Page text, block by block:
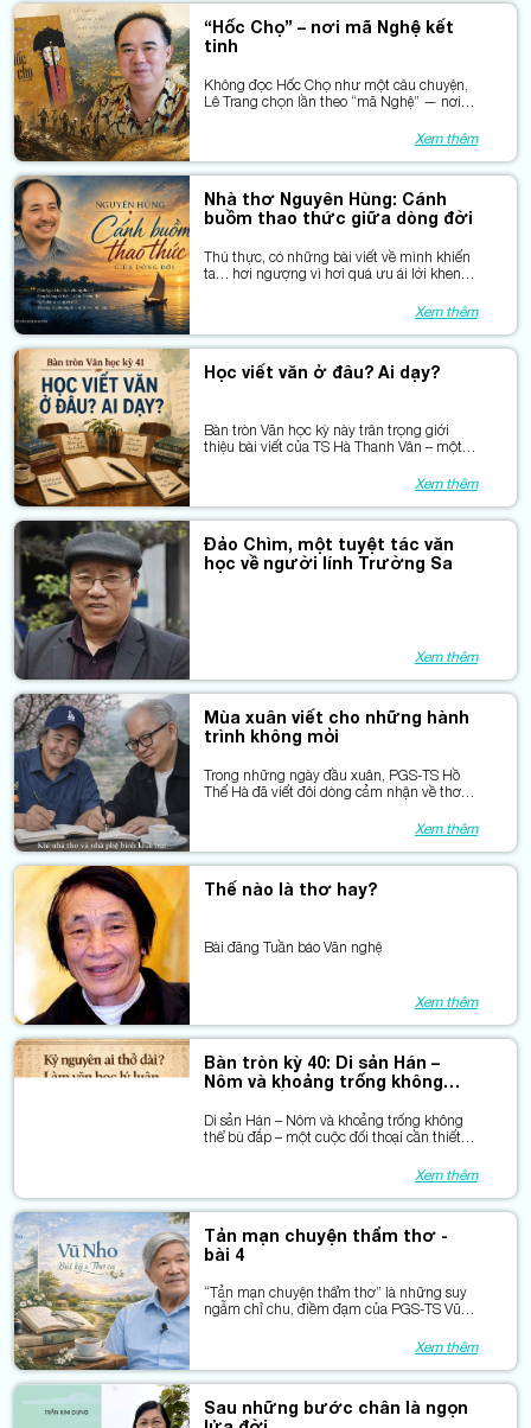
Nguyên, hiện đang công tác tại Đại học
Thái Nguyên.
“Hốc Chọ” – nơi mã Nghệ kết
tinh
Không đọc Hốc Chọ như một câu chuyện,
Lê Trang chọn lần theo “mã Nghệ” — nơi
Xem thêm
Nhà thơ Nguyên Hùng: Cánh
buồm thao thức giữa dòng đời
Thú thực, có những bài viết về mình khiến
ta… hơi ngượng vì hơi quá ưu ái lời khen.
trọng, bởi sự thấu hiểu và chân tình của
người viết. Bài sau đây của tác giả Lê Ngọc
Tú là một trường hợp như thế.
Xem thêm
Học viết văn ở đâu? Ai dạy?
Bàn tròn Văn học kỳ này trân trọng giới
thiệu bài viết của TS Hà Thanh Vân – một
lên FB cá nhân, trên đường tới núi CônXem thêm
Đảo Chìm, một tuyệt tác văn
học về người lính Trường Sa
Xem thêm
Mùa xuân viết cho những hành
trình không mỏi
Trong những ngày đầu xuân, PGS-TS Hồ
Thế Hà đã viết đôi dòng cảm nhận về thơ
Xin cảm ơn tác giả, và trân trọng chia sẻ lại
bài viết này – như một nhịp cầu lặng lẽ nối
giữa thơ và những tấm lòng đồng điệu.
Xem thêm
Thế nào là thơ hay?
Bài đăng Tuần báo Văn nghệ
Xem thêm
Bàn tròn kỳ 40: Di sản Hán –
Nôm và khoảng trống không
Di sản Hán – Nôm và khoảng trống không
thể bù đắp – một cuộc đối thoại cần thiết
Xem thêm
Tản mạn chuyện thẩm thơ -
bài 4
“Tản mạn chuyện thẩm thơ” là những suy
ngẫm chỉ chu, điềm đạm của PGS-TS Vũ
Xem thêm
Sau những bước chân là ngọn